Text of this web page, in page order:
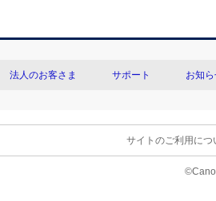
法人のお客さま サポート お知
サイトのご利用につ